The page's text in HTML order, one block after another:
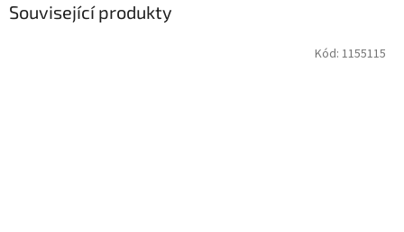
Související produkty
Kód: 1155115